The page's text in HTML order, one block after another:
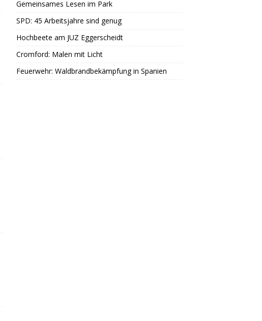
Gemeinsames Lesen im Park
SPD: 45 Arbeitsjahre sind genug
Hochbeete am JUZ Eggerscheidt
Cromford: Malen mit Licht
Feuerwehr: Waldbrandbekämpfung in Spanien